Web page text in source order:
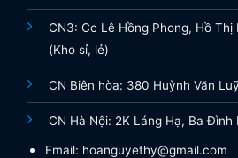
CN3: Cc Lê Hồng Phong, Hồ Thị
(Kho sỉ, lẻ)
CN Biên hòa: 380 Huỳnh Văn
CN Hà Nội: 2K Láng Hạ, Ba Đình
Email: hoanguyethy@gmail.com